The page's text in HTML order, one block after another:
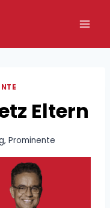
Eltern
, Prominente